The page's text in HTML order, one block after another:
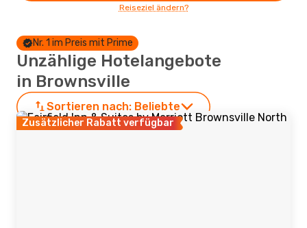
Reiseziel ändern?
Nr. 1 im Preis mit Prime
Unzählige Hotelangebote
in Brownsville
Sortieren nach: Beliebte
Zusätzlicher Rabatt verfügbar